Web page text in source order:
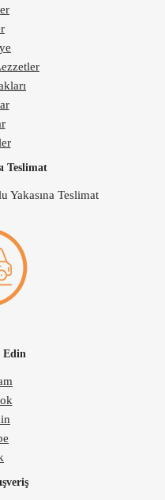
Teslimat
Yakasına Teslimat
Edin